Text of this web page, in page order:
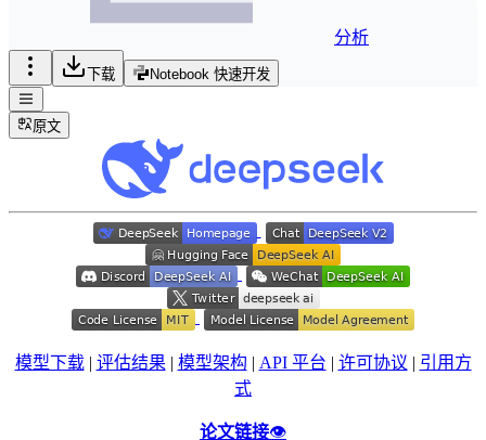
分析
下载 Notebook 快速开发
原文
模型下载| 评估结果 | 模型架构 | API 平台 | 许可协议 | 引用方
式
论文链接👁️